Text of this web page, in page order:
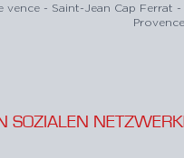
vence - Saint-Jean Cap Ferrat
SOZIALEN